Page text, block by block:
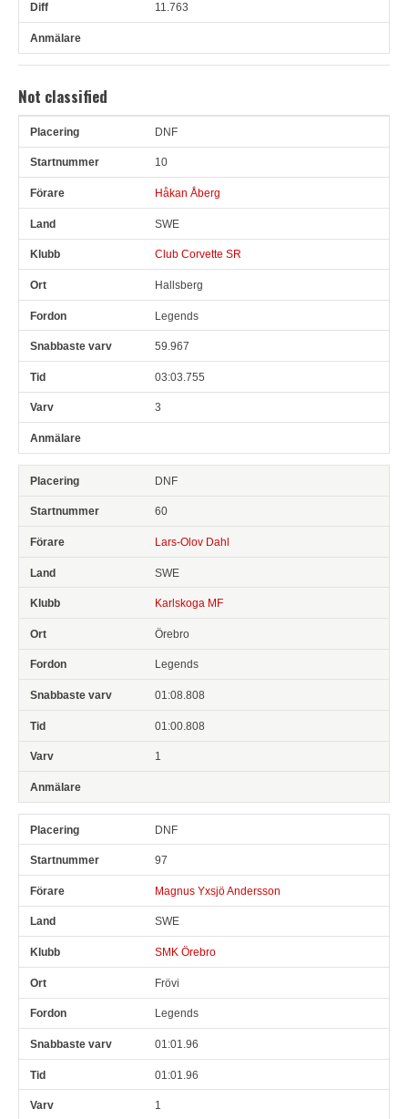
11.763
Not classified
Pl Snr Land
DNF
10
Håkan Åberg
SWE
Club Corvette SR
Hallsberg
Legends
59.967
03:03.755
3
DNF
60
Lars-Olov Dahl
SWE
Karlskoga MF
Örebro
Legends
01:08.808
01:00.808
1
DNF
97
Magnus Yxsjö Andersson
SWE
SMK Örebro
Frövi
Legends
01:01.96
01:01.96
1